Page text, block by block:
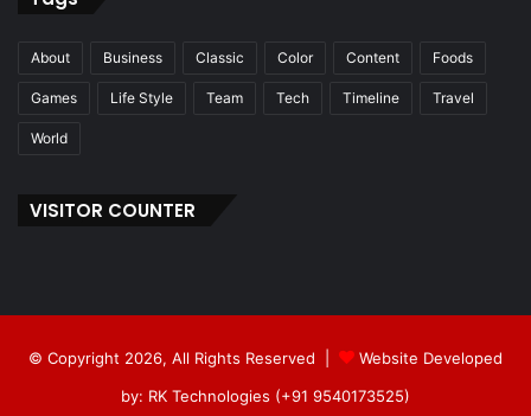
About Business Classic Color Content Foods
Games Life Style Team Tech Timeline Travel
World
VISITOR COUNTER
© Copyright 2026, All Rights Reserved |
Website Developed
by: RK Technologies (+91 9540173525)